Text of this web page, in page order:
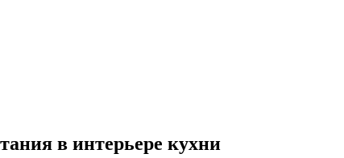
в интерьере кухни